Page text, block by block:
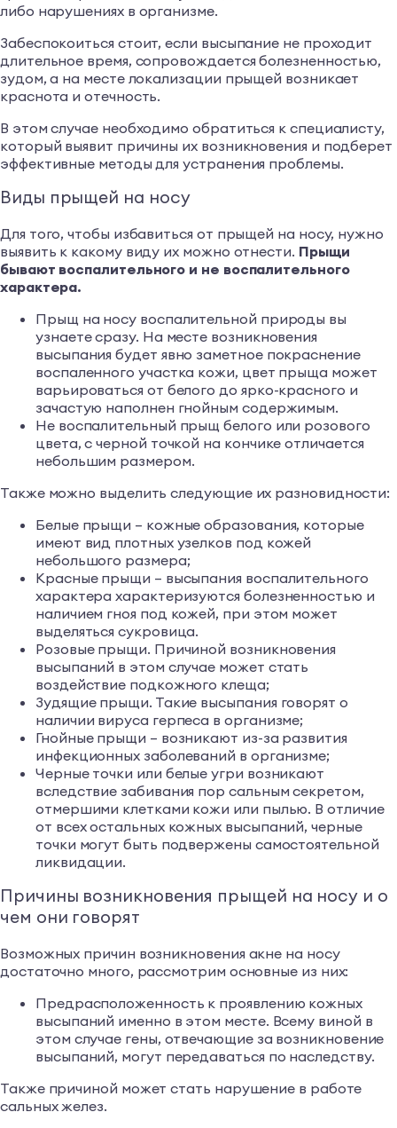
либо нарушениях в организме.
Забеспокоиться стоит, если высыпание не проходит
длительное время, сопровождается болезненностью,
зудом, а на месте локализации прыщей возникает
краснота и отечность.
В этом случае необходимо обратиться к специалисту,
который выявит причины их возникновения и подберет
эффективные методы для устранения проблемы.
Виды прыщей на носу
Для того, чтобы избавиться от прыщей на носу, нужно
выявить к какому виду их можно отнести. Прыщи
бывают воспалительного и не воспалительного
характера.
Прыщ на носу воспалительной природы вы
узнаете сразу. На месте возникновения
высыпания будет явно заметное покраснение
воспаленного участка кожи, цвет прыща может
варьироваться от белого до ярко-красного и
зачастую наполнен гнойным содержимым.
Не воспалительный прыщ белого или розового
цвета, с черной точкой на кончике отличается
небольшим размером.
Также можно выделить следующие их разновидности:
Белые прыщи – кожные образования, которые
имеют вид плотных узелков под кожей
небольшого размера;
Красные прыщи – высыпания воспалительного
характера характеризуются болезненностью и
наличием гноя под кожей, при этом может
выделяться сукровица.
Розовые прыщи. Причиной возникновения
высыпаний в этом случае может стать
воздействие подкожного клеща;
Зудящие прыщи. Такие высыпания говорят о
наличии вируса герпеса в организме;
Гнойные прыщи – возникают из-за развития
инфекционных заболеваний в организме;
Черные точки или белые угри возникают
вследствие забивания пор сальным секретом,
отмершими клетками кожи или пылью. В отличие
от всех остальных кожных высыпаний, черные
точки могут быть подвержены самостоятельной
ликвидации.
Причины возникновения прыщей на носу и о
чем они говорят
Возможных причин возникновения акне на носу
достаточно много, рассмотрим основные из них:
Предрасположенность к проявлению кожных
высыпаний именно в этом месте. Всему виной в
этом случае гены, отвечающие за возникновение
высыпаний, могут передаваться по наследству.
Также причиной может стать нарушение в работе
сальных желез.